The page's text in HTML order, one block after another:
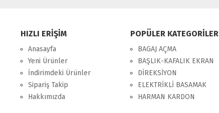
HIZLI ERİŞİM
Anasayfa
Yeni Ürünler
İndirimdeki Ürünler
Sipariş Takip
Hakkımızda
POPÜLER KATEGORİLER
BAGAJ AÇMA
BAŞLIK-KAFALIK EKRAN
DİREKSİYON
ELEKTRİKLİ BASAMAK
HARMAN KARDON